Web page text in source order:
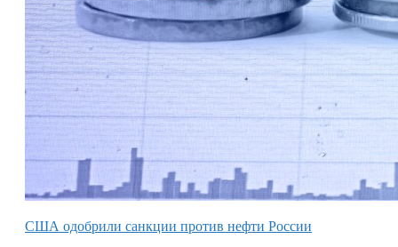
США одобрили санкции против нефти России